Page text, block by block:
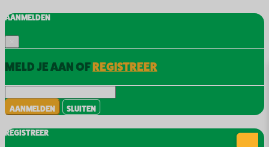
AANMELDEN
MELD JE AAN OFREGISTREER
AANMELDEN SLUITEN
REGISTREER